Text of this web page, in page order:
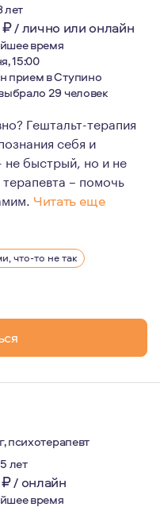
лет
₽/лично или онлайн
время
15:00
прием в Ступино
29 человек
Гештальт-терапия
себя и
быстрый, но и не
– помочь
Читать еще
гештальт-
но и
поддерживающая.
Вы не готовы, не
всех, кто созрел
что-то не так
психотерапевт
лет
₽/ онлайн
время